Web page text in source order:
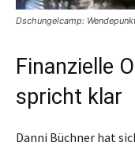
Dschungelcamp:
Finanzielle
spricht klar
Danni Büchner hat